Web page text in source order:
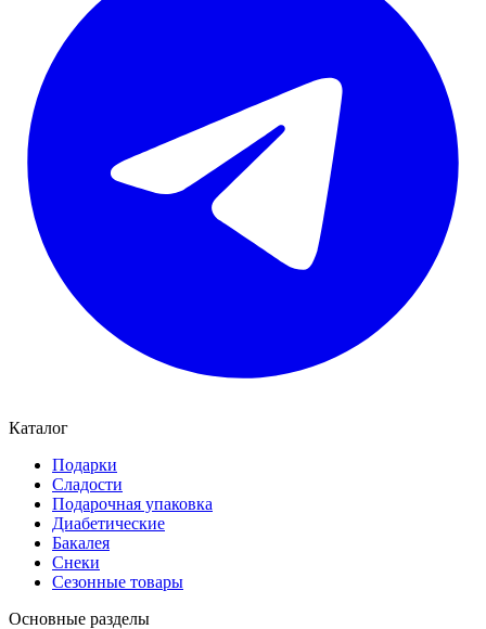
Каталог
Подарки
Сладости
Подарочная упаковка
Диабетические
Бакалея
Снеки
Сезонные товары
Основные разделы